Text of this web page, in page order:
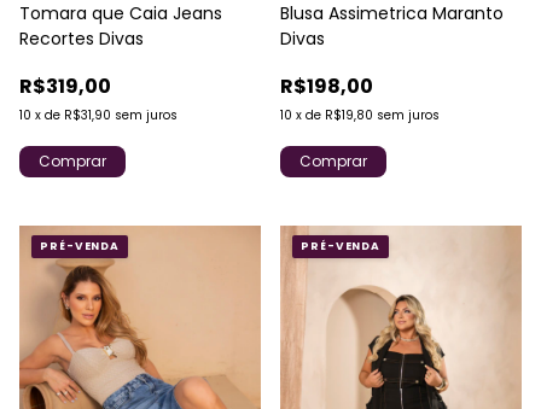
Tomara que Caia Jeans
Recortes Divas
R$319,00
10 x de R$31,90 sem juros
Comprar
Blusa Assimetrica Maranto
Divas
R$198,00
10 x de R$19,80 sem juros
Comprar
PRÉ-VENDA PRÉ-VENDA